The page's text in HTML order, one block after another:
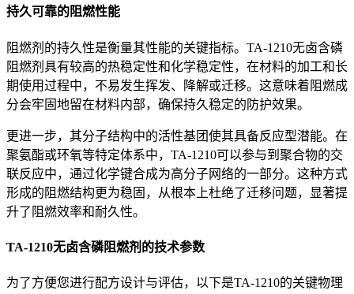
持久可靠的阻燃性能
阻燃剂的持久性是衡量其性能的关键指标。TA-1210无卤含磷
阻燃剂具有较高的热稳定性和化学稳定性，在材料的加工和长
期使用过程中，不易发生挥发、降解或迁移。这意味着阻燃成
分会牢固地留在材料内部，确保持久稳定的防护效果。
更进一步，其分子结构中的活性基团使其具备反应型潜能。在
聚氨酯或环氧等特定体系中，TA-1210可以参与到聚合物的交
联反应中，通过化学键合成为高分子网络的一部分。这种方式
形成的阻燃结构更为稳固，从根本上杜绝了迁移问题，显著提
升了阻燃效率和耐久性。
TA-1210无卤含磷阻燃剂的技术参数
为了方便您进行配方设计与评估，以下是TA-1210的关键物理